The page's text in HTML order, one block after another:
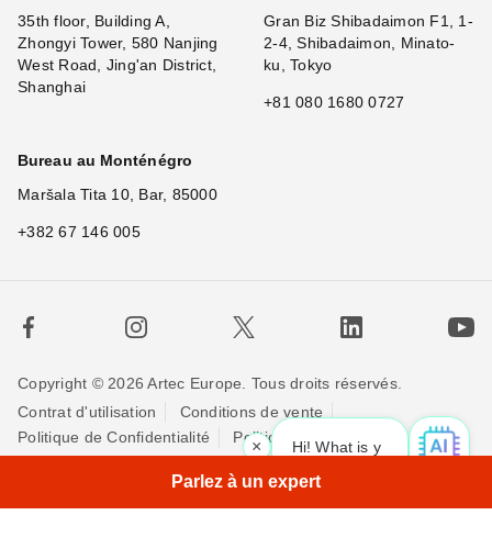
Hi! What is your request? 👀
×
35th floor, Building A,
Zhongyi Tower, 580 Nanjing
West Road, Jing'an District,
Shanghai
Gran Biz Shibadaimon F1, 1-
2-4, Shibadaimon, Minato-
ku, Tokyo
+81 080 1680 0727
Bureau au Monténégro
Maršala Tita 10, Bar, 85000
+382 67 146 005
Copyright © 2026 Artec Europe. Tous droits réservés.
Contrat d'utilisation
Conditions de vente
Politique de Confidentialité
Politique pour les cookies
Parlez à un expert